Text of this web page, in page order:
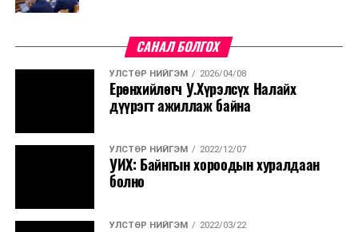
САНАЛ БОЛГОХ
УЛСТӨР НИЙГЭМ 2026/04/08
Ерөнхийлөгч У.Хүрэлсүх Налайх
дүүрэгт ажиллаж байна
УЛСТӨР НИЙГЭМ 2022/12/07
УИХ: Байнгын хороодын хуралдаан
болно
УЛСТӨР НИЙГЭМ 2022/03/22